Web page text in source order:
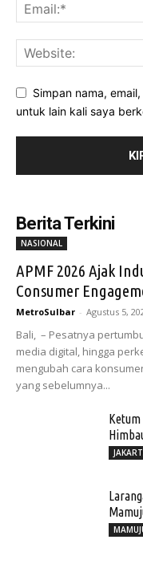
Simpan nama,
untuk lain kali saya
Berita Terkini
NASIONAL
APMF 2026 Ajak
Consumer
MetroSulbar - Agustus 5,
Bali, – Pesatnya
media digital, hingga
mengubah cara
yang sebelumnya...
Ketum